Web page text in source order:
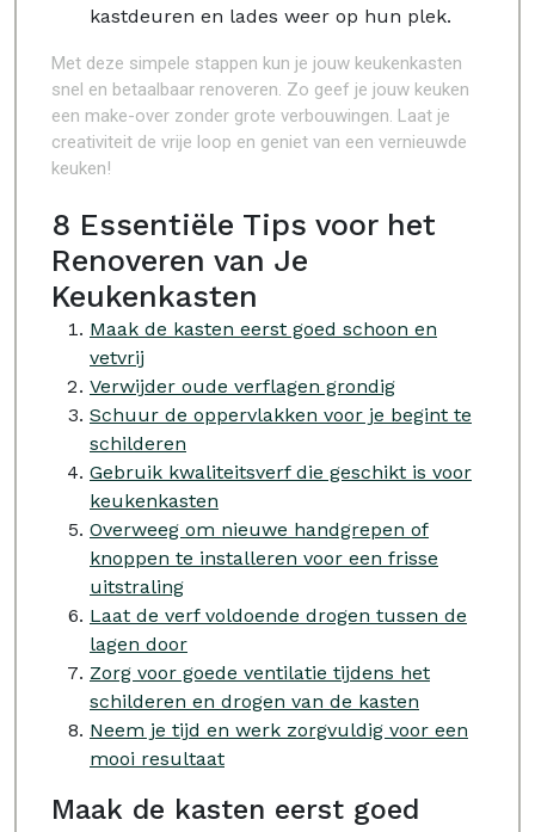
kastdeuren en lades weer op hun plek.
Met deze simpele stappen kun je jouw keukenkasten
snel en betaalbaar renoveren. Zo geef je jouw keuken
een make-over zonder grote verbouwingen. Laat je
creativiteit de vrije loop en geniet van een vernieuwde
keuken!
8 Essentiële Tips voor het
Renoveren van Je
Keukenkasten
Maak de kasten eerst goed schoon en
vetvrij
Verwijder oude verflagen grondig
Schuur de oppervlakken voor je begint te
schilderen
Gebruik kwaliteitsverf die geschikt is voor
keukenkasten
Overweeg om nieuwe handgrepen of
knoppen te installeren voor een frisse
uitstraling
Laat de verf voldoende drogen tussen de
lagen door
Zorg voor goede ventilatie tijdens het
schilderen en drogen van de kasten
Neem je tijd en werk zorgvuldig voor een
mooi resultaat
Maak de kasten eerst goed